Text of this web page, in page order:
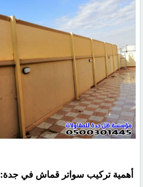
أهمية تركيب سواتر قماش في جدة: